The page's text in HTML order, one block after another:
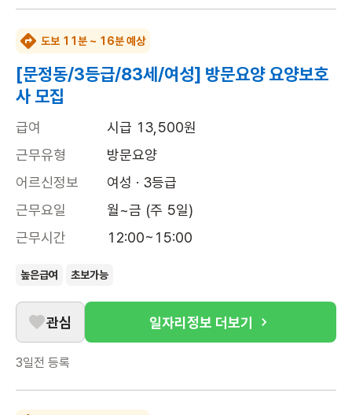
도보 11분 ~ 16분 예상
[문정동/3등급/83세/여성] 방문요양 요양보호
사 모집
급여
시급 13,500원
근무유형
방문요양
어르신정보
여성 · 3등급
근무요일
월~금 (주 5일)
근무시간
12:00~15:00
높은급여 초보가능
관심 일자리정보 더보기
3일전 등록